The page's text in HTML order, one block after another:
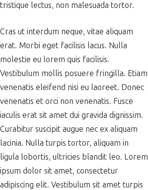
tristique lectus, non malesuada tortor.
Cras ut interdum neque, vitae aliquam
erat. Morbi eget facilisis lacus. Nulla
molestie eu lorem quis facilisis.
Vestibulum mollis posuere fringilla. Etiam
venenatis eleifend nisi eu laoreet. Donec
venenatis et orci non venenatis. Fusce
iaculis erat sit amet dui gravida dignissim.
Curabitur suscipit augue nec ex aliquam
lacinia. Nulla turpis tortor, aliquam in
ligula lobortis, ultricies blandit leo. Lorem
ipsum dolor sit amet, consectetur
adipiscing elit. Vestibulum sit amet turpis